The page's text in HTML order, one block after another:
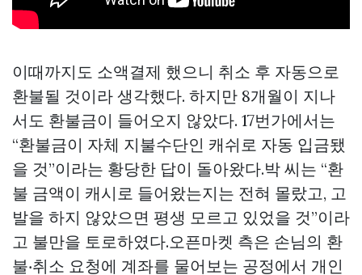
이때까지도 소액결제 했으니 취소 후 자동으로
환불될 것이라 생각했다. 하지만 8개월이 지나
서도 환불금이 들어오지 않았다. 17번가에서는
“환불금이 자체 지불수단인 캐쉬로 자동 입금됐
을 것”이라는 황당한 답이 돌아왔다.박 씨는 “환
불 금액이 캐시로 들어왔는지는 전혀 몰랐고, 고
발을 하지 않았으면 평생 모르고 있었을 것”이라
고 불만을 토로하였다.오픈마켓 측은 손님의 환
불‧취소 요청에 계좌를 물어보는 공정에서 개인